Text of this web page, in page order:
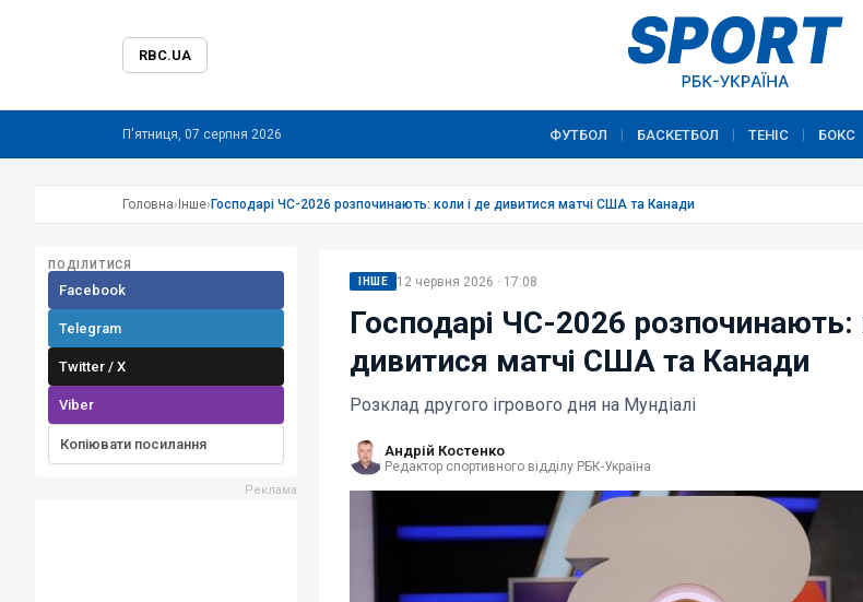
RBC.UA
П'ятниця, 07 серпня 2026 ФУТБОЛ БАСКЕТБОЛ ТЕНІС БОКС
Головна› Інше› Господарі ЧС-2026 розпочинають: коли і де дивитися матчі США та Канади
ПОДІЛИТИСЯ
Facebook
Telegram
Twitter / X
Viber
Копіювати посилання
ІНШЕ 12 червня 2026 · 17:08
Господарі ЧС-2026 розпочинають:
дивитися матчі США та Канади
Розклад другого ігрового дня на Мундіалі
Андрій Костенко
Редактор спортивного відділу РБК-Україна